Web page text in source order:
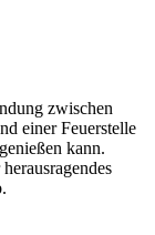
zwischen
einer Feuerstelle
kann.